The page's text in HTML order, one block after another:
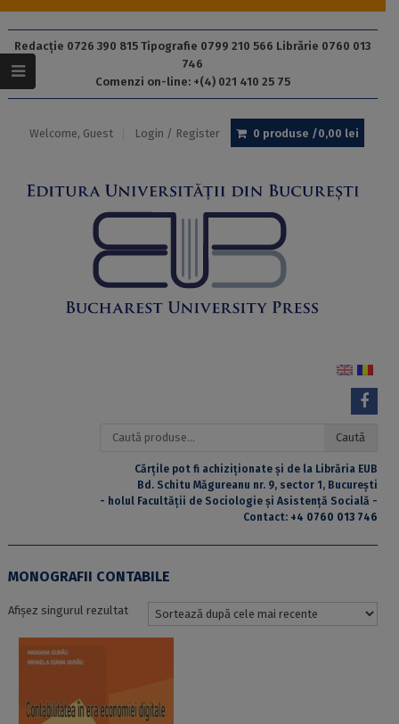
Redacție 0726 390 815 Tipografie 0799 210 566 Librărie 0760 013
746
Comenzi on-line: +(4) 021 410 25 75
Welcome, Guest Login / Register 0 produse /0,00 lei
Caută
Caută
Cărțile pot fi achiziționate și de la Librăria EUB
Bd. Schitu Măgureanu nr. 9, sector 1, București
- holul Facultății de Sociologie și Asistență Socială -
Contact: +4 0760 013 746
MONOGRAFII CONTABILE
Afișez singurul rezultat